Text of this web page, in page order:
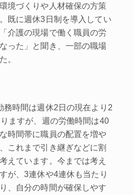
境づくりや人材確保の方策
既に週休3日制を導入してい
介護の現場で働く職員の労
った」と聞き、一部の職場
。
時間は週休2日の現在より2
ますが、週の労働時間は40
時間帯に職員の配置を増や
これまで引き継ぎなどに割
えています。今までは考え
が、3連休や4連休も当たり
、自分の時間が確保しやす